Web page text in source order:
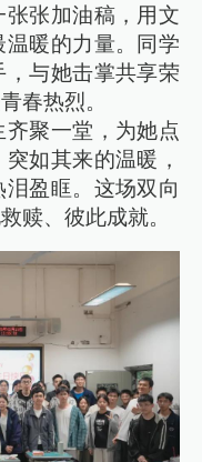
张加油稿，用文
暖的力量。同学
与她击掌共享荣
春热烈。
聚一堂，为她点
如其来的温暖，
盈眶。这场双向
赎、彼此成就。